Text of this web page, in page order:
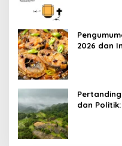
2026 dan
dan